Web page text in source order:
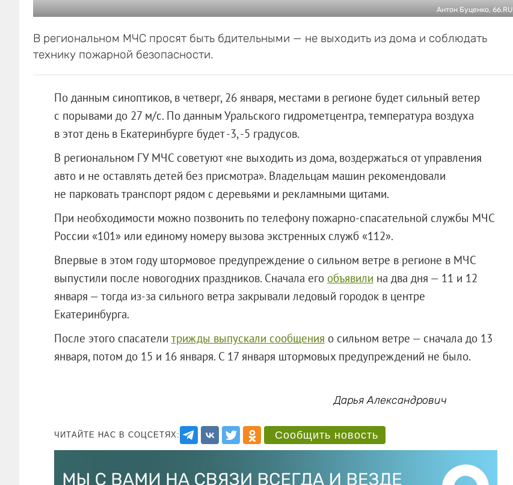
Антон Буценко, 66.RU
В региональном МЧС просят быть бдительными — не выходить из дома и соблюдать
технику пожарной безопасности.
По данным синоптиков, в четверг, 26 января, местами в регионе будет сильный ветер
с порывами до 27 м/с. По данным Уральского гидрометцентра, температура воздуха
в этот день в Екатеринбурге будет -3, -5 градусов.
В региональном ГУ МЧС советуют «не выходить из дома, воздержаться от управления
авто и не оставлять детей без присмотра». Владельцам машин рекомендовали
не парковать транспорт рядом с деревьями и рекламными щитами.
При необходимости можно позвонить по телефону пожарно-спасательной службы МЧС
России «101» или единому номеру вызова экстренных служб «112».
Впервые в этом году штормовое предупреждение о сильном ветре в регионе в МЧС
выпустили после новогодних праздников. Сначала его объявили на два дня — 11 и 12
января — тогда из-за сильного ветра закрывали ледовый городок в центре
Екатеринбурга.
После этого спасатели трижды выпускали сообщения о сильном ветре — сначала до 13
января, потом до 15 и 16 января. С 17 января штормовых предупреждений не было.
Дарья Александрович
ЧИТАЙТЕ НАС В СОЦСЕТЯХ: Сообщить новость